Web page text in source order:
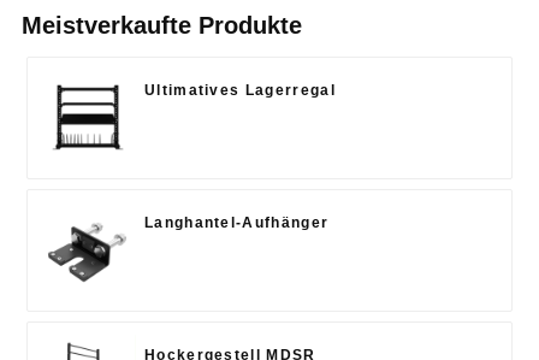
Meistverkaufte Produkte
Ultimatives Lagerregal
Langhantel-Aufhänger
Hockergestell MDSR